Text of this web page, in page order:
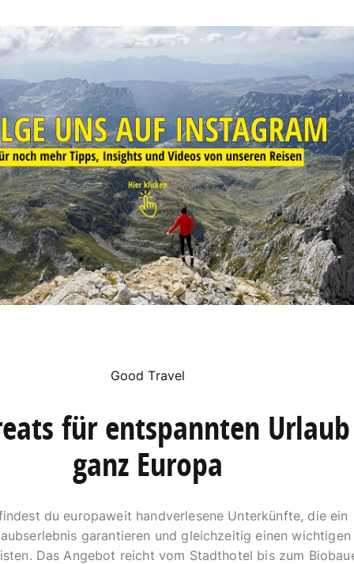
Good Travel
für entspannten
ganz Europa
du europaweit handverlesene Unterkünfte, die ein
garantieren und gleichzeitig einen wichtigen
Das Angebot reicht vom Stadthotel bis zum